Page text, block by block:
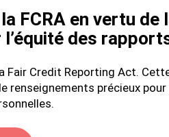
FCRA en vertu de
des
Fair Credit Reporting Act.
renseignements précieux